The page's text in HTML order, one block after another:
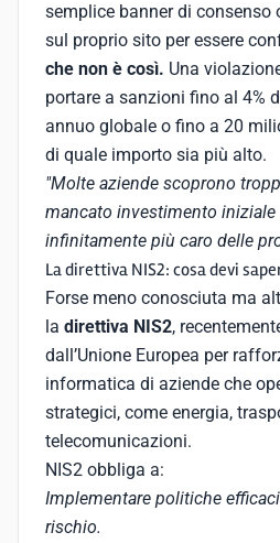
semplice banner di consenso
sul proprio sito per essere
che non è così. Una
portare a sanzioni fino al 4%
annuo globale o fino a 20
di quale importo sia più alto.
"Molte aziende scoprono
mancato investimento
infinitamente più caro delle
La direttiva NIS2: cosa devi
Forse meno conosciuta ma
la direttiva NIS2,
dall’Unione Europea per
informatica di aziende che
strategici, come energia,
telecomunicazioni.
NIS2 obbliga a:
Implementare politiche
rischio.